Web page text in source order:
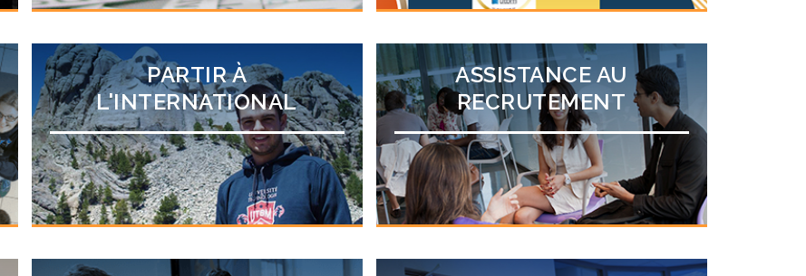
PARTIR À
L'INTERNATIONAL
ASSISTANCE AU
RECRUTEMENT